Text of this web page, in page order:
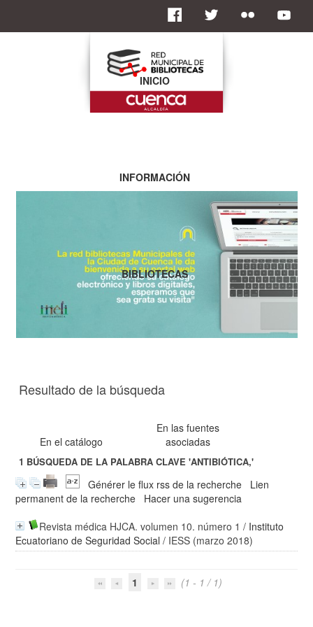
Resultado de la búsqueda
En el catálogo
En las fuentes
asociadas
1 BÚSQUEDA DE LA PALABRA CLAVE'ANTIBIÓTICA,'
Générer le flux rss de la recherche
Lien
permanent de la recherche
Hacer una sugerencia
Revista médica HJCA. volumen 10. número 1 / Instituto
Ecuatoriano de Seguridad Social / IESS (marzo 2018)
1 (1 - 1 / 1)
INICIO
INFORMACIÓN
BIBLIOTECAS